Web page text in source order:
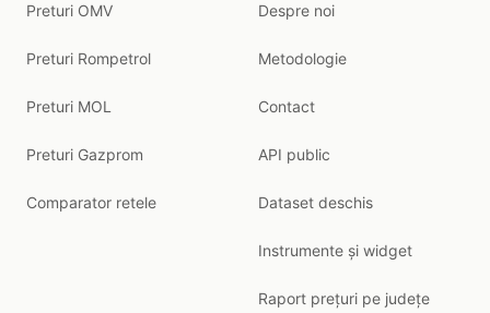
Preturi OMV
Preturi Rompetrol
Preturi MOL
Preturi Gazprom
Comparator retele
Despre noi
Metodologie
Contact
API public
Dataset deschis
Instrumente și widget
Raport prețuri pe județe